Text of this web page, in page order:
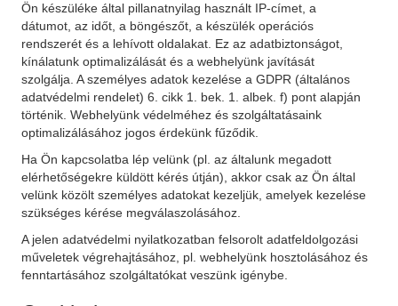
Ön készüléke által pillanatnyilag használt IP-címet, a
dátumot, az időt, a böngészőt, a készülék operációs
rendszerét és a lehívott oldalakat. Ez az adatbiztonságot,
kínálatunk optimalizálását és a webhelyünk javítását
szolgálja. A személyes adatok kezelése a GDPR (általános
adatvédelmi rendelet) 6. cikk 1. bek. 1. albek. f) pont alapján
történik. Webhelyünk védelméhez és szolgáltatásaink
optimalizálásához jogos érdekünk fűződik.
Ha Ön kapcsolatba lép velünk (pl. az általunk megadott
elérhetőségekre küldött kérés útján), akkor csak az Ön által
velünk közölt személyes adatokat kezeljük, amelyek kezelése
szükséges kérése megválaszolásához.
A jelen adatvédelmi nyilatkozatban felsorolt adatfeldolgozási
műveletek végrehajtásához, pl. webhelyünk hosztolásához és
fenntartásához szolgáltatókat veszünk igénybe.